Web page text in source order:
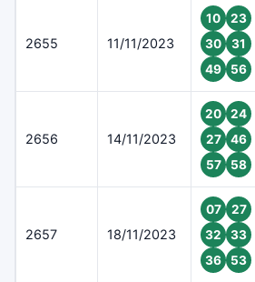
2655 11/11/2023
10
23
30
31
49
56
2656 14/11/2023
20
24
27
46
57
58
2657 18/11/2023
07
27
32
33
36
53